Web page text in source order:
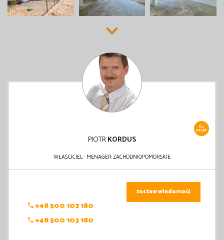
84
OFERT
PIOTRKORDUS
WŁAŚCICIEL- MENAGER ZACHODNIOPOMORSKIE
+48 500 103 180
+48 500 103 180
zostaw wiadomość